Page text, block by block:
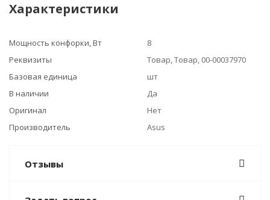
Характеристики
Мощность конфорки, Вт
8
Реквизиты
Товар, Товар, 00-00037970
Базовая единица
шт
В наличии
Да
Оригинал
Нет
Производитель
Asus
Отзывы